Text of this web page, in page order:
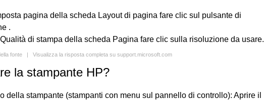
pagina della scheda Layout di pagina fare clic sul pulsante di
.
di stampa della scheda Pagina fare clic sulla risoluzione da usare.
fonte | Visualizza la risposta completa su support.microsoft.com
la stampante HP?
della stampante (stampanti con menu sul pannello di controllo): Aprire il